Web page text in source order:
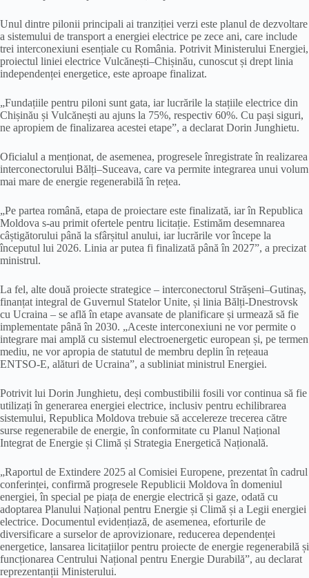
Unul dintre pilonii principali ai tranziției verzi este planul de dezvoltare
a sistemului de transport a energiei electrice pe zece ani, care include
trei interconexiuni esențiale cu România. Potrivit Ministerului Energiei,
proiectul liniei electrice Vulcănești–Chișinău, cunoscut și drept linia
independenței energetice, este aproape finalizat.
„Fundațiile pentru piloni sunt gata, iar lucrările la stațiile electrice din
Chișinău și Vulcănești au ajuns la 75%, respectiv 60%. Cu pași siguri,
ne apropiem de finalizarea acestei etape”, a declarat Dorin Junghietu.
Oficialul a menționat, de asemenea, progresele înregistrate în realizarea
interconectorului Bălți–Suceava, care va permite integrarea unui volum
mai mare de energie regenerabilă în rețea.
„Pe partea română, etapa de proiectare este finalizată, iar în Republica
Moldova s-au primit ofertele pentru licitație. Estimăm desemnarea
câștigătorului până la sfârșitul anului, iar lucrările vor începe la
începutul lui 2026. Linia ar putea fi finalizată până în 2027”, a precizat
ministrul.
La fel, alte două proiecte strategice – interconectorul Strășeni–Gutinaș,
finanțat integral de Guvernul Statelor Unite, și linia Bălți-Dnestrovsk
cu Ucraina – se află în etape avansate de planificare și urmează să fie
implementate până în 2030. „Aceste interconexiuni ne vor permite o
integrare mai amplă cu sistemul electroenergetic european și, pe termen
mediu, ne vor apropia de statutul de membru deplin în rețeaua
ENTSO-E, alături de Ucraina”, a subliniat ministrul Energiei.
Potrivit lui Dorin Junghietu, deși combustibilii fosili vor continua să fie
utilizați în generarea energiei electrice, inclusiv pentru echilibrarea
sistemului, Republica Moldova trebuie să accelereze trecerea către
surse regenerabile de energie, în conformitate cu Planul Național
Integrat de Energie și Climă și Strategia Energetică Națională.
„Raportul de Extindere 2025 al Comisiei Europene, prezentat în cadrul
conferinței, confirmă progresele Republicii Moldova în domeniul
energiei, în special pe piața de energie electrică și gaze, odată cu
adoptarea Planului Național pentru Energie și Climă și a Legii energiei
electrice. Documentul evidențiază, de asemenea, eforturile de
diversificare a surselor de aprovizionare, reducerea dependenței
energetice, lansarea licitațiilor pentru proiecte de energie regenerabilă și
funcționarea Centrului Național pentru Energie Durabilă”, au declarat
reprezentanții Ministerului.